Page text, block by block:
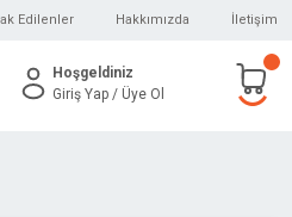
Edilenler Hakkımızda İletişim
Hoşgeldiniz
Giriş Yap / Üye Ol